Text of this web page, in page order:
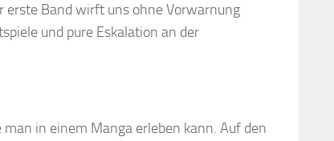
erste Band wirft uns ohne Vorwarnung
und pure Eskalation an der
in einem Manga erleben kann. Auf den